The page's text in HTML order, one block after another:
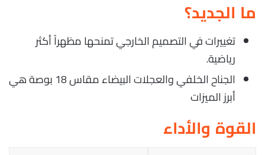
ما الجديد؟
تغييرات في التصميم الخارجي تمنحها مظهراً أكثر
رياضية.
الجناح الخلفي والعجلات البيضاء مقاس 18 بوصة هي
أبرز الميزات
القوة والأداء